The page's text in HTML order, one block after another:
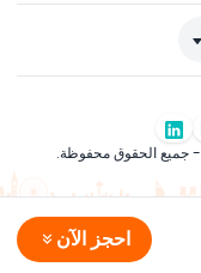
احجز الآن
- جميع الحقوق محفوظة.